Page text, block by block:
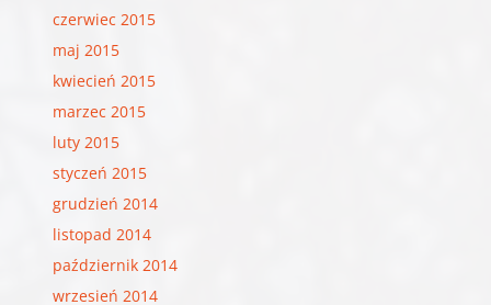
czerwiec 2015
maj 2015
kwiecień 2015
marzec 2015
luty 2015
styczeń 2015
grudzień 2014
listopad 2014
październik 2014
wrzesień 2014